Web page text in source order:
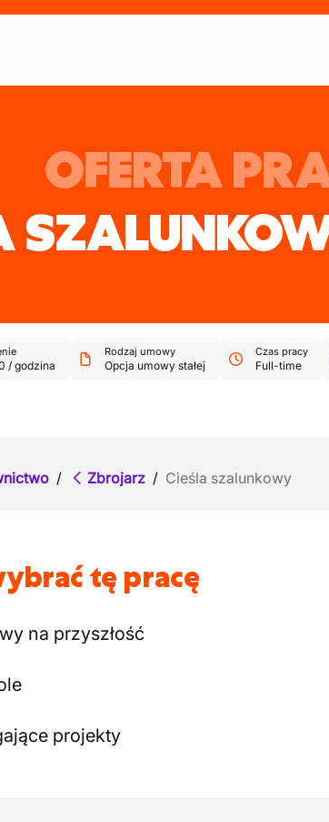
OFERTA
/ godzina
Rodzaj umowy
Opcja umowy stałej
Czas pracy
Full-time
/ Zbrojarz / Cieśla szalunkowy
tę pracę
na przyszłość
projekty